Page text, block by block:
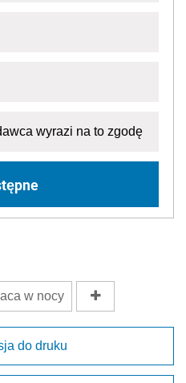
wyrazi na to zgodę
w nocy
do druku